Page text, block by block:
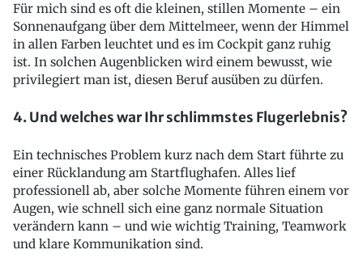
Für mich sind es oft die kleinen, stillen Momente – ein
Sonnenaufgang über dem Mittelmeer, wenn der Himmel
in allen Farben leuchtet und es im Cockpit ganz ruhig
ist. In solchen Augenblicken wird einem bewusst, wie
privilegiert man ist, diesen Beruf ausüben zu dürfen.
4. Und welches war Ihr schlimmstes Flugerlebnis?
Ein technisches Problem kurz nach dem Start führte zu
einer Rücklandung am Startflughafen. Alles lief
professionell ab, aber solche Momente führen einem vor
Augen, wie schnell sich eine ganz normale Situation
verändern kann – und wie wichtig Training, Teamwork
und klare Kommunikation sind.